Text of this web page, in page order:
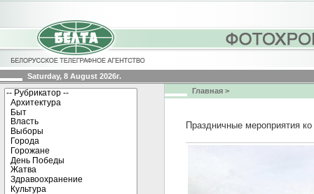
Saturday, 8 August 2026г.
Главная >
Праздничные мероприятия